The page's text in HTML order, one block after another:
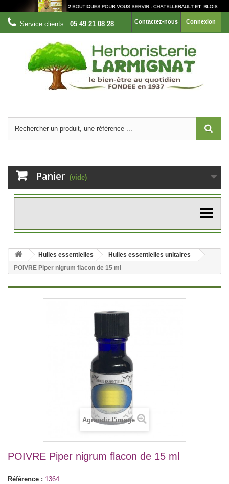
Connexion
Contactez-nous
Service clients : 05 49 21 08 28
Panier (vide)
Huiles essentielles
Huiles essentielles unitaires
POIVRE Piper nigrum flacon de 15 ml
Agrandir l'image
POIVRE Piper nigrum flacon de 15 ml
Référence : 1364